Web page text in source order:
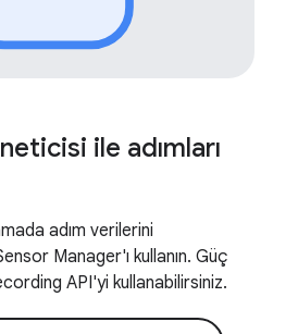
ile adımları
adım verilerini
Manager'ı kullanın. Güç
API'yi kullanabilirsiniz.